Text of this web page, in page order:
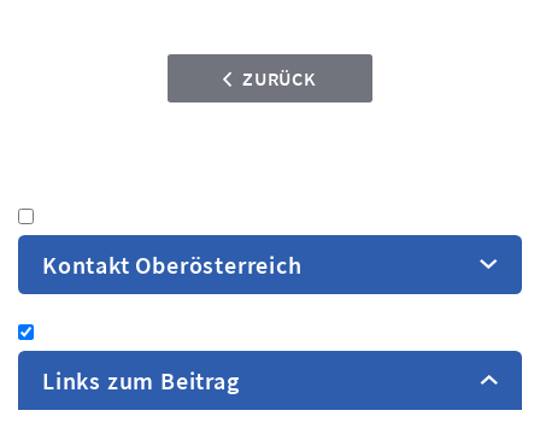
ZURÜCK
Kontakt Oberösterreich
Links zum Beitrag